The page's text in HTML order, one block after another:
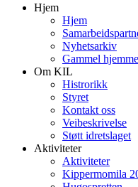
Hjem
Hjem
Nyhetsarkiv
Gammel
Om KIL
Histrorikk
Styret
Kontakt oss
Veibeskrivelse
Støtt idretslaget
Aktiviteter
Aktiviteter
Kippermomila